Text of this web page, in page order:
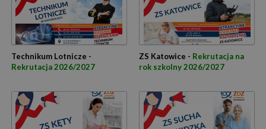
Technikum Lotnicze -
Rekrutacja 2026/2027
ZS Katowice - Rekrutacja na
rok szkolny 2026/2027